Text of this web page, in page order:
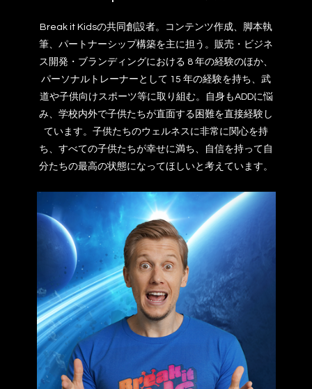
Break it Kidsの共同創設者。コンテンツ作成、脚本執
筆、パートナーシップ構築を主に担う。販売・ビジネ
ス開発・ブランディングにおける 8 年の経験のほか、
パーソナルトレーナーとして 15 年の経験を持ち、武
道や子供向けスポーツ等に取り組む。自身もADDに悩
み、学校内外で子供たちが直面する困難を直接経験し
ています。子供たちのウェルネスに非常に関心を持
ち、すべての子供たちが幸せに満ち、自信を持って自
分たちの最高の状態になってほしいと考えています。